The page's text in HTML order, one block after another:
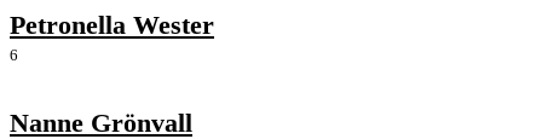
Petronella Wester
6
Nanne Grönvall